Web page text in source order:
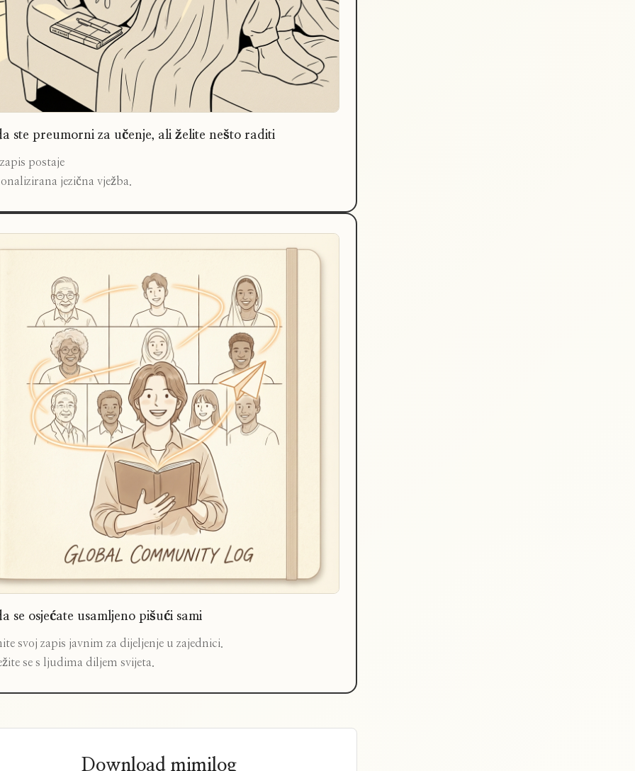
ste preumorni za učenje, ali želite nešto raditi
postaje
jezična vježba.
se osjećate usamljeno pišući sami
svoj zapis javnim za dijeljenje u zajednici.
se s ljudima diljem svijeta.
Download mimilog